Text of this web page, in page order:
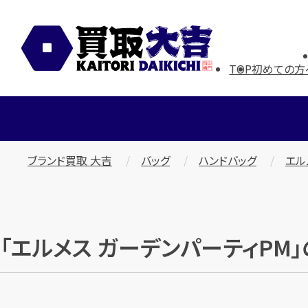
TOP初めての
ブランド買取 大吉 バッグ ハンドバッグ エ
「エルメス ガーデンパーティPM